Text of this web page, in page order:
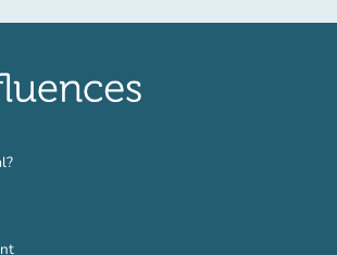
(new tab)